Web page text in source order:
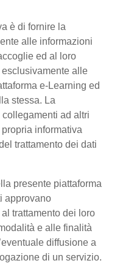
è di fornire la
alle informazioni
ed al loro
esclusivamente alle
e-Learning ed
stessa. La
ad altri
informativa
trattamento dei dati
presente piattaforma
approvano
trattamento dei loro
e alle finalità
diffusione a
di un servizio.